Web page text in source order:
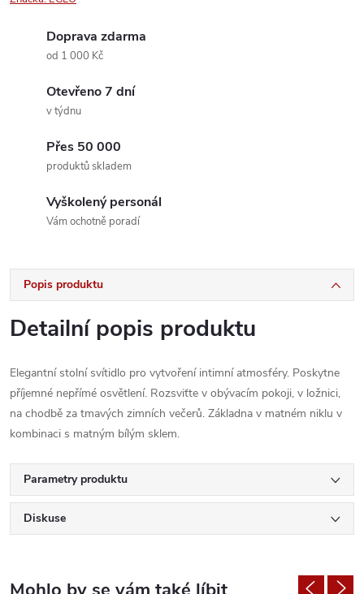
Doprava zdarma
od 1 000 Kč
Otevřeno 7 dní
v týdnu
Přes 50 000
produktů skladem
Vyškolený personál
Vám ochotně poradí
Popis produktu
Detailní popis produktu
Elegantní stolní svítidlo pro vytvoření intimní atmosféry. Poskytne
příjemné nepřímé osvětlení. Rozsviťte v obývacím pokoji, v ložnici,
na chodbě za tmavých zimních večerů. Základna v matném niklu v
kombinaci s matným bílým sklem.
Parametry produktu
Diskuse